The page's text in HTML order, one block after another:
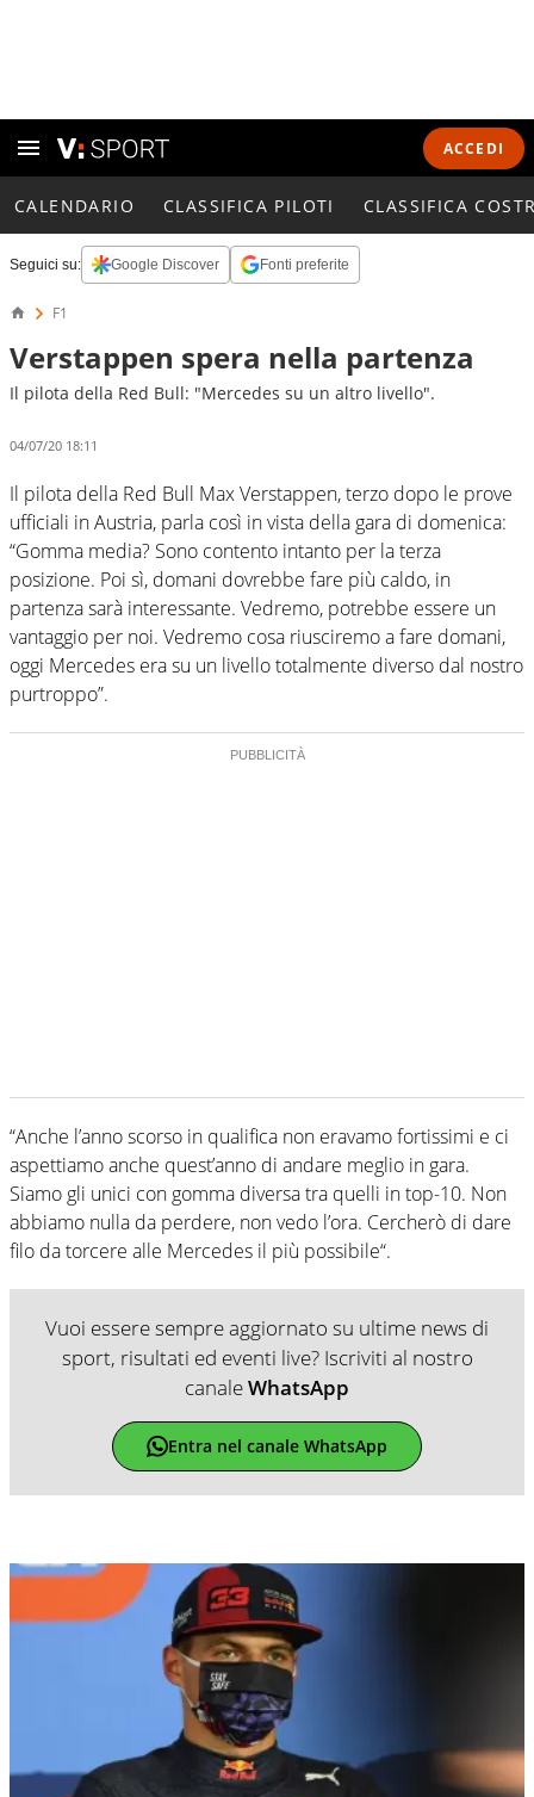
ACCEDI
CALENDARIO CLASSIFICA PILOTI CLASSIFICA
Seguici su: Google Discover Fonti preferite
F1
Verstappen spera nella partenza
Il pilota della Red Bull: "Mercedes su un altro livello".
04/07/20 18:11
Il pilota della Red Bull Max Verstappen, terzo dopo le prove
ufficiali in Austria, parla così in vista della gara di domenica:
“Gomma media? Sono contento intanto per la terza
posizione. Poi sì, domani dovrebbe fare più caldo, in
partenza sarà interessante. Vedremo, potrebbe essere un
vantaggio per noi. Vedremo cosa riusciremo a fare domani,
oggi Mercedes era su un livello totalmente diverso dal nostro
purtroppo”.
“Anche l’anno scorso in qualifica non eravamo fortissimi e ci
aspettiamo anche quest’anno di andare meglio in gara.
Siamo gli unici con gomma diversa tra quelli in top-10. Non
abbiamo nulla da perdere, non vedo l’ora. Cercherò di dare
filo da torcere alle Mercedes il più possibile“.
Vuoi essere sempre aggiornato su ultime news di
sport, risultati ed eventi live? Iscriviti al nostro
canaleWhatsApp
Entra nel canale WhatsApp